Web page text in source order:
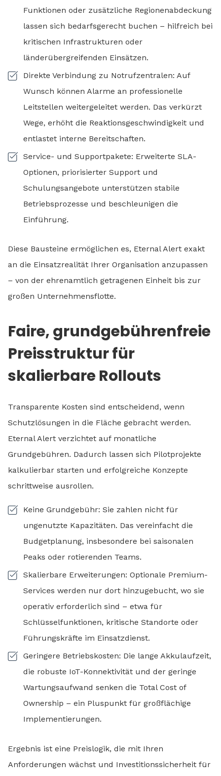
Funktionen oder zusätzliche Regionenabdeckung
lassen sich bedarfsgerecht buchen – hilfreich bei
kritischen Infrastrukturen oder
länderübergreifenden Einsätzen.
Direkte Verbindung zu Notrufzentralen: Auf
Wunsch können Alarme an professionelle
Leitstellen weitergeleitet werden. Das verkürzt
Wege, erhöht die Reaktionsgeschwindigkeit und
entlastet interne Bereitschaften.
Service- und Supportpakete: Erweiterte SLA-
Optionen, priorisierter Support und
Schulungsangebote unterstützen stabile
Betriebsprozesse und beschleunigen die
Einführung.
Diese Bausteine ermöglichen es, Eternal Alert exakt
an die Einsatzrealität Ihrer Organisation anzupassen
– von der ehrenamtlich getragenen Einheit bis zur
großen Unternehmensflotte.
Faire, grundgebührenfreie
Preisstruktur für
skalierbare Rollouts
Transparente Kosten sind entscheidend, wenn
Schutzlösungen in die Fläche gebracht werden.
Eternal Alert verzichtet auf monatliche
Grundgebühren. Dadurch lassen sich Pilotprojekte
kalkulierbar starten und erfolgreiche Konzepte
schrittweise ausrollen.
Keine Grundgebühr: Sie zahlen nicht für
ungenutzte Kapazitäten. Das vereinfacht die
Budgetplanung, insbesondere bei saisonalen
Peaks oder rotierenden Teams.
Skalierbare Erweiterungen: Optionale Premium-
Services werden nur dort hinzugebucht, wo sie
operativ erforderlich sind – etwa für
Schlüsselfunktionen, kritische Standorte oder
Führungskräfte im Einsatzdienst.
Geringere Betriebskosten: Die lange Akkulaufzeit,
die robuste IoT-Konnektivität und der geringe
Wartungsaufwand senken die Total Cost of
Ownership – ein Pluspunkt für großflächige
Implementierungen.
Ergebnis ist eine Preislogik, die mit Ihren
Anforderungen wächst und Investitionssicherheit für